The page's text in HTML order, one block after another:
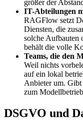
größer der
IT-Abteilungen
RAGFlow setzt
Diensten, die
solche Aufbauten
behält die volle
Teams, die den
Weil nichts
auf ein lokal
Anbieter um. Gibt
zum
DSGVO und